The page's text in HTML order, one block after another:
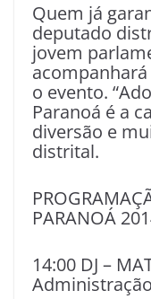
Quem já
deputado
jovem
o evento.
Paranoá é a
diversão e
distrital.
PARANOÁ
14:00 DJ –
Administração